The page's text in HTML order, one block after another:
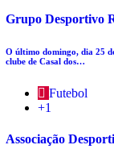
Grupo Desportivo
O último domingo, dia 25
clube de Casal dos…
Futebol
+1
Associação